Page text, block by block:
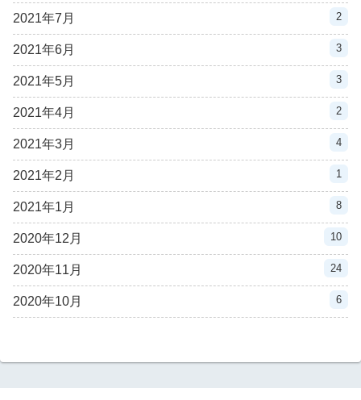
2021年7月 2
2021年6月 3
2021年5月 3
2021年4月 2
2021年3月 4
2021年2月 1
2021年1月 8
2020年12月 10
2020年11月 24
2020年10月 6